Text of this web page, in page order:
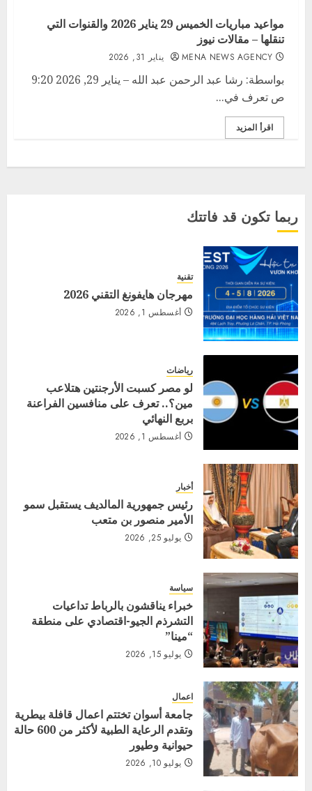
مواعيد مباريات الخميس 29 يناير 2026 والقنوات التي
تنقلها – مقالات نيوز
MENA NEWS AGENCY يناير 31, 2026
بواسطة: رشا عبد الرحمن عبد الله – يناير 29, 2026 9:20
ص تعرف في...
اقرأ المزيد
ربما تكون قد فاتتك
تقنية
مهرجان هايفونغ التقني 2026
أغسطس 1, 2026
رياضات
لو مصر كسبت الأرجنتين هتلاعب
مين؟.. تعرف على منافسين الفراعنة
بربع النهائي
أغسطس 1, 2026
أخبار
رئيس جمهورية المالديف يستقبل سمو
الأمير منصور بن متعب
يوليو 25, 2026
سياسة
خبراء يناقشون بالرباط تداعيات
التشرذم الجيو-اقتصادي على منطقة
“مينا”
يوليو 15, 2026
اعمال
جامعة أسوان تختتم اعمال قافلة بيطرية
وتقدم الرعاية الطبية لأكثر من 600 حالة
حيوانية وطيور
يوليو 10, 2026